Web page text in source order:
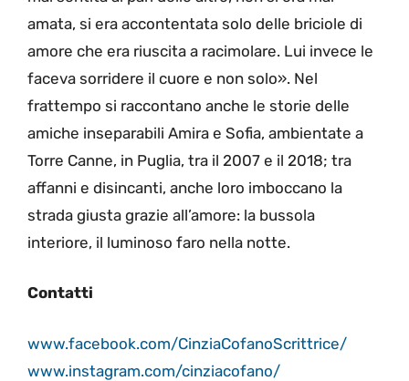
amata, si era accontentata solo delle briciole di
amore che era riuscita a racimolare. Lui invece le
faceva sorridere il cuore e non solo». Nel
frattempo si raccontano anche le storie delle
amiche inseparabili Amira e Sofia, ambientate a
Torre Canne, in Puglia, tra il 2007 e il 2018; tra
affanni e disincanti, anche loro imboccano la
strada giusta grazie all’amore: la bussola
interiore, il luminoso faro nella notte.
Contatti
www.facebook.com/CinziaCofanoScrittrice/
www.instagram.com/cinziacofano/